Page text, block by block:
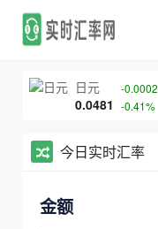
日元
0.0481
-0.0002
-0.41%
今日实时汇率
金额